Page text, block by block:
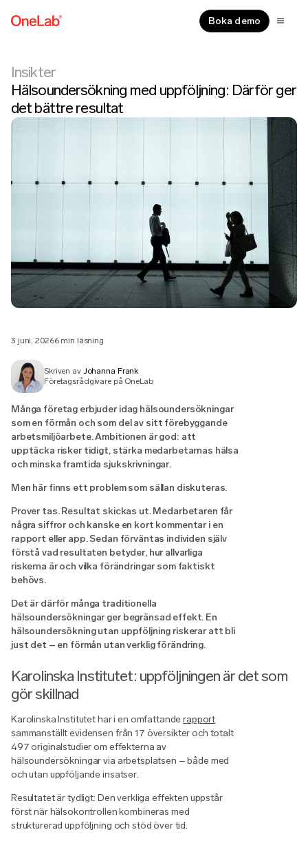
Boka demo
Insikter
Hälsoundersökning med uppföljning: Därför ger
det bättre resultat
3 juni, 20266 min läsning
Skriven av Johanna Frank
Företagsrådgivare på OneLab
Många företag erbjuder idag hälsoundersökningar
som en förmån och som del av sitt förebyggande
arbetsmiljöarbete. Ambitionen är god: att
upptäcka risker tidigt, stärka medarbetarnas hälsa
och minska framtida sjukskrivningar.
Men här finns ett problem som sällan diskuteras.
Prover tas. Resultat skickas ut. Medarbetaren får
några siffror och kanske en kort kommentar i en
rapport eller app. Sedan förväntas individen själv
förstå vad resultaten betyder, hur allvarliga
riskerna är och vilka förändringar som faktiskt
behövs.
Det är därför många traditionella
hälsoundersökningar ger begränsad effekt. En
hälsoundersökning utan uppföljning riskerar att bli
just det – en förmån utan verklig förändring.
Karolinska Institutet: uppföljningen är det som
gör skillnad
Karolinska Institutet har i en omfattanderapport
sammanställt evidensen från 17 översikter och totalt
497 originalstudier om effekterna av
hälsoundersökningar via arbetsplatsen – både med
och utan uppföljande insatser.
Resultatet är tydligt: Den verkliga effekten uppstår
först när hälsokontrollen kombineras med
strukturerad uppföljning och stöd över tid.